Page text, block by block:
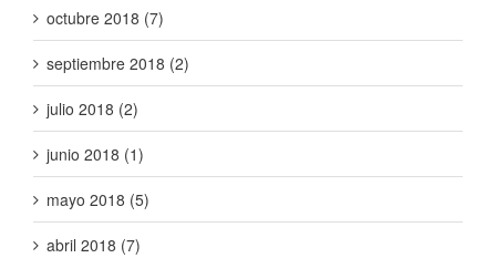
octubre 2018 (7)
septiembre 2018 (2)
julio 2018 (2)
junio 2018 (1)
mayo 2018 (5)
abril 2018 (7)